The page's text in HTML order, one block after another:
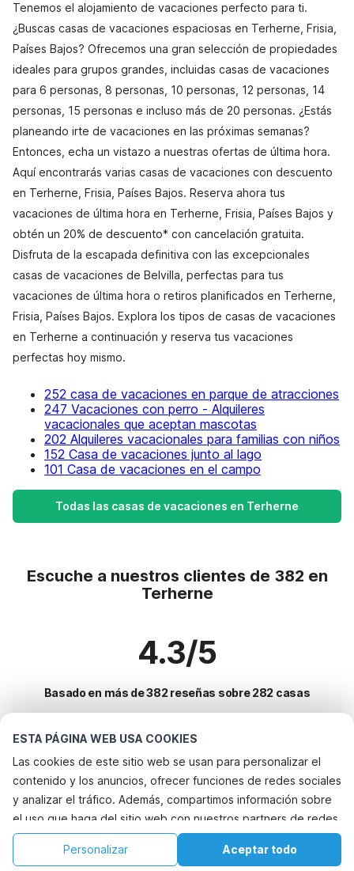
ESTA PÁGINA WEB USA COOKIES
Las cookies de este sitio web se usan para personalizar el
contenido y los anuncios, ofrecer funciones de redes sociales
y analizar el tráfico. Además, compartimos información sobre
el uso que haga del sitio web con nuestros partners de redes
sociales, publicidad y análisis web, quienes pueden
combinarla con otra información que les haya proporcionado
Aceptar todo
Personalizar
Tenemos el alojamiento de vacaciones perfecto para ti.
¿Buscas casas de vacaciones espaciosas en Terherne, Frisia,
Países Bajos? Ofrecemos una gran selección de propiedades
ideales para grupos grandes, incluidas casas de vacaciones
para 6 personas, 8 personas, 10 personas, 12 personas, 14
personas, 15 personas e incluso más de 20 personas. ¿Estás
planeando irte de vacaciones en las próximas semanas?
Entonces, echa un vistazo a nuestras ofertas de última hora.
Aquí encontrarás varias casas de vacaciones con descuento
en Terherne, Frisia, Países Bajos. Reserva ahora tus
vacaciones de última hora en Terherne, Frisia, Países Bajos y
obtén un 20% de descuento* con cancelación gratuita.
Disfruta de la escapada definitiva con las excepcionales
casas de vacaciones de Belvilla, perfectas para tus
vacaciones de última hora o retiros planificados en Terherne,
Frisia, Países Bajos. Explora los tipos de casas de vacaciones
en Terherne a continuación y reserva tus vacaciones
perfectas hoy mismo.
252 casa de vacaciones en parque de atracciones
247 Vacaciones con perro - Alquileres
vacacionales que aceptan mascotas
202 Alquileres vacacionales para familias con niños
152 Casa de vacaciones junto al lago
101 Casa de vacaciones en el campo
Todas las casas de vacaciones en Terherne
Escuche a nuestros clientes de 382 en
Terherne
4.3/5
Basado en más de 382 reseñas sobre 282 casas
Destinos más populares para vacaciones
Ciudades con los mejores servicios para vacaciones
Vacaciones con perro - Alquileres vacacionales que aceptan
Vacaciones con perro - Alquileres vacacionales que aceptan
Servicios populares para vacaciones en Terherne
Casa de vacaciones en parque de atracciones
Vacaciones con perro - Alquileres vacacionales que aceptan
Ciudades populares para vacaciones en Frisia
Inicio Lista de deseos Reservas Cuenta